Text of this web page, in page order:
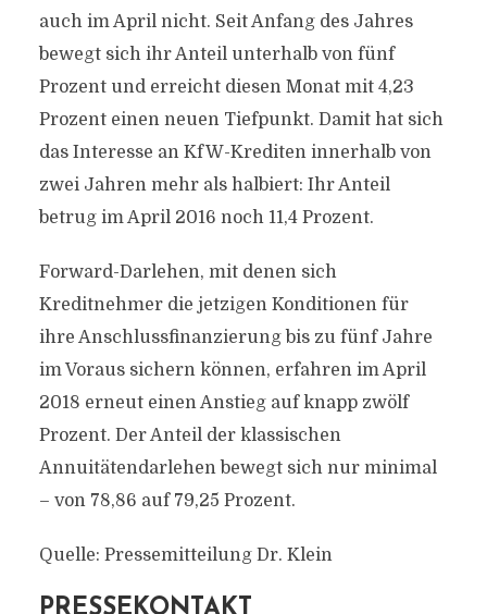
auch im April nicht. Seit Anfang des Jahres
bewegt sich ihr Anteil unterhalb von fünf
Prozent und erreicht diesen Monat mit 4,23
Prozent einen neuen Tiefpunkt. Damit hat sich
das Interesse an KfW-Krediten innerhalb von
zwei Jahren mehr als halbiert: Ihr Anteil
betrug im April 2016 noch 11,4 Prozent.
Forward-Darlehen, mit denen sich
Kreditnehmer die jetzigen Konditionen für
ihre Anschlussfinanzierung bis zu fünf Jahre
im Voraus sichern können, erfahren im April
2018 erneut einen Anstieg auf knapp zwölf
Prozent. Der Anteil der klassischen
Annuitätendarlehen bewegt sich nur minimal
– von 78,86 auf 79,25 Prozent.
Quelle: Pressemitteilung Dr. Klein